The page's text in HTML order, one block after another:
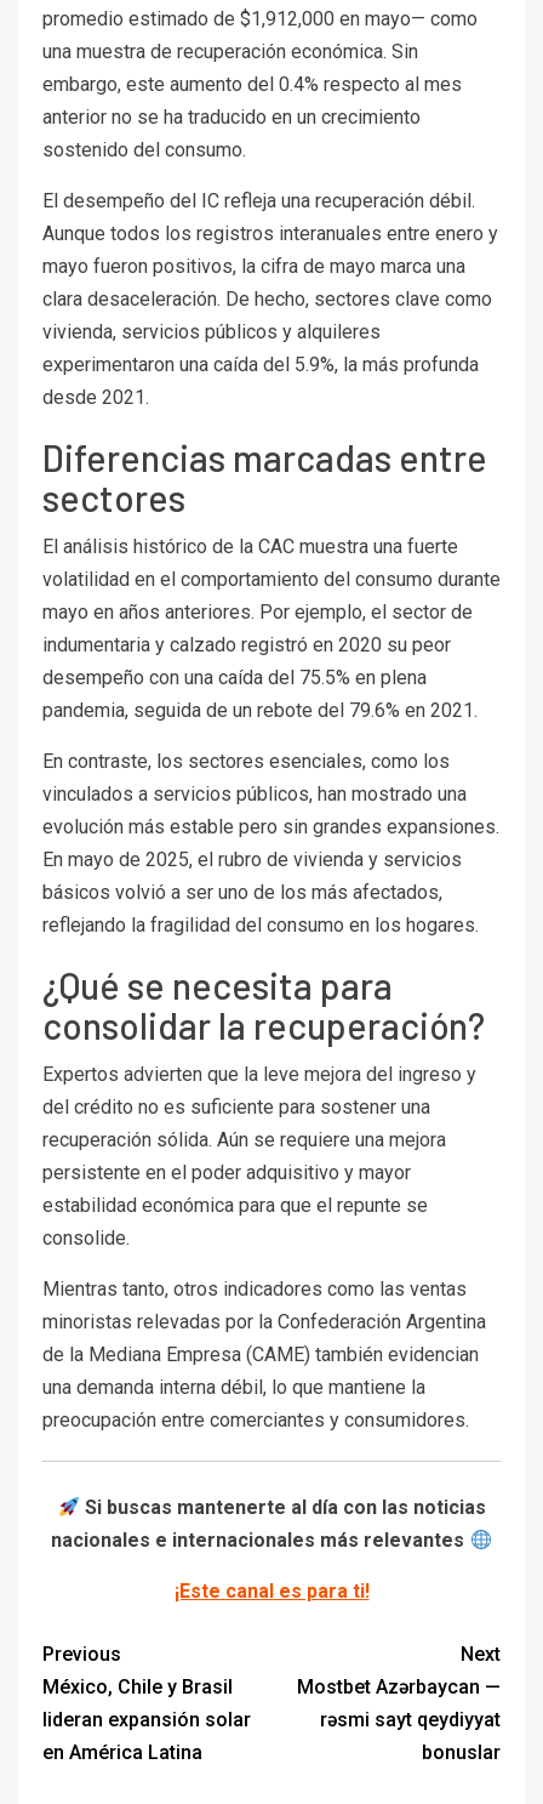
promedio estimado de $1,912,000 en mayo— como
una muestra de recuperación económica. Sin
embargo, este aumento del 0.4% respecto al mes
anterior no se ha traducido en un crecimiento
sostenido del consumo.
El desempeño del IC refleja una recuperación débil.
Aunque todos los registros interanuales entre enero y
mayo fueron positivos, la cifra de mayo marca una
clara desaceleración. De hecho, sectores clave como
vivienda, servicios públicos y alquileres
experimentaron una caída del 5.9%, la más profunda
desde 2021.
Diferencias marcadas entre
sectores
El análisis histórico de la CAC muestra una fuerte
volatilidad en el comportamiento del consumo durante
mayo en años anteriores. Por ejemplo, el sector de
indumentaria y calzado registró en 2020 su peor
desempeño con una caída del 75.5% en plena
pandemia, seguida de un rebote del 79.6% en 2021.
En contraste, los sectores esenciales, como los
vinculados a servicios públicos, han mostrado una
evolución más estable pero sin grandes expansiones.
En mayo de 2025, el rubro de vivienda y servicios
básicos volvió a ser uno de los más afectados,
reflejando la fragilidad del consumo en los hogares.
¿Qué se necesita para
consolidar la recuperación?
Expertos advierten que la leve mejora del ingreso y
del crédito no es suficiente para sostener una
recuperación sólida. Aún se requiere una mejora
persistente en el poder adquisitivo y mayor
estabilidad económica para que el repunte se
consolide.
Mientras tanto, otros indicadores como las ventas
minoristas relevadas por la Confederación Argentina
de la Mediana Empresa (CAME) también evidencian
una demanda interna débil, lo que mantiene la
preocupación entre comerciantes y consumidores.
Si buscas mantenerte al día con las noticias
nacionales e internacionales más relevantes
¡Este canal es para ti!
Previous
México, Chile y Brasil
lideran expansión solar
en América Latina
Next
Mostbet Azərbaycan —
rəsmi sayt qeydiyyat
bonuslar